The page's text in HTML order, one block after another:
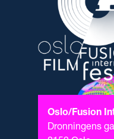
Oslo/Fusion
Dronningens